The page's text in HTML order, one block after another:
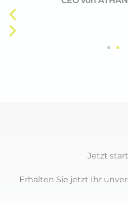
Jetzt
Erhalten Sie jetzt Ihr